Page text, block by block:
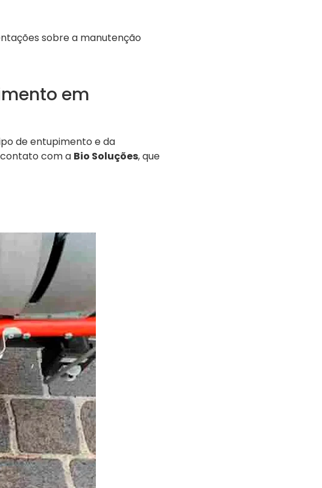
sobre a manutenção
em
de entupimento e da
com a Bio Soluções, que